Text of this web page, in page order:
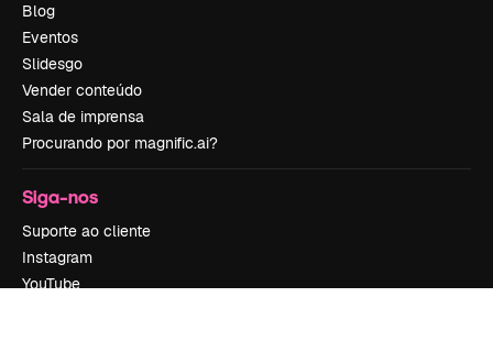
Blog
Eventos
Slidesgo
Vender conteúdo
Sala de imprensa
Procurando por magnific.ai?
Siga-nos
Suporte ao cliente
Instagram
YouTube